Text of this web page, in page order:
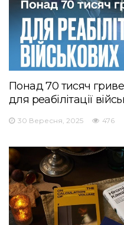
Понад 70 тисяч
для реабілітації
30 Вересня, 2025 476